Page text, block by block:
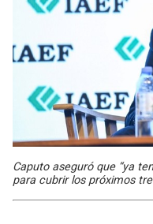
Caputo aseguró que “ya
para cubrir los próximos